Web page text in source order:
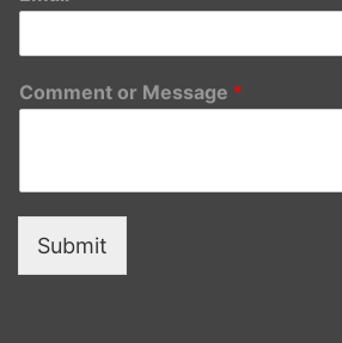
Comment or Message *
Submit